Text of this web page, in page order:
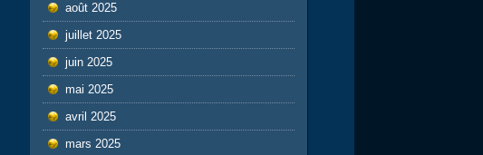
août 2025
juillet 2025
juin 2025
mai 2025
avril 2025
mars 2025